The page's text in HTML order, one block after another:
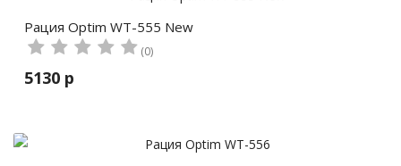
Рация Optim WT-555 New
(0)
5130 р